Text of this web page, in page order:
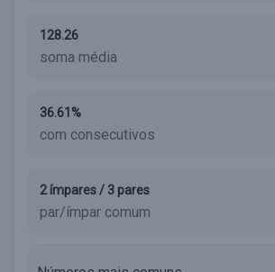
128.26
soma média
36.61%
com consecutivos
2 ímpares / 3 pares
par/ímpar comum